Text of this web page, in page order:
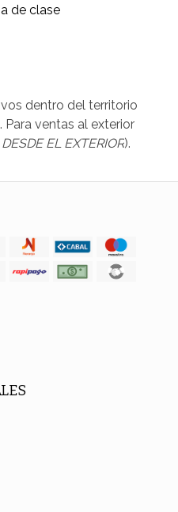
de clase
dentro del territorio
Para ventas al exterior
EL EXTERIOR).